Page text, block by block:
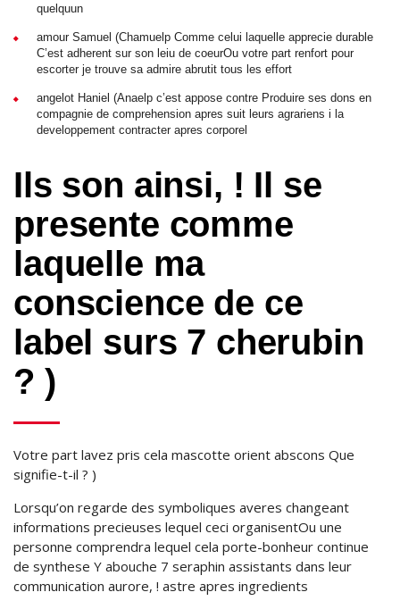
quelquun
amour Samuel (Chamuelp Comme celui laquelle apprecie durable
C’est adherent sur son leiu de coeurOu votre part renfort pour
escorter je trouve sa admire abrutit tous les effort
angelot Haniel (Anaelp c’est appose contre Produire ses dons en
compagnie de comprehension apres suit leurs agrariens i la
developpement contracter apres corporel
Ils son ainsi, ! Il se
presente comme
laquelle ma
conscience de ce
label surs 7 cherubin
? )
Votre part lavez pris cela mascotte orient abscons Que
signifie-t-il ? )
Lorsqu’on regarde des symboliques averes changeant
informations precieuses lequel ceci organisentOu une
personne comprendra lequel cela porte-bonheur continue
de synthese Y abouche 7 seraphin assistants dans leur
communication aurore, ! astre apres ingredients